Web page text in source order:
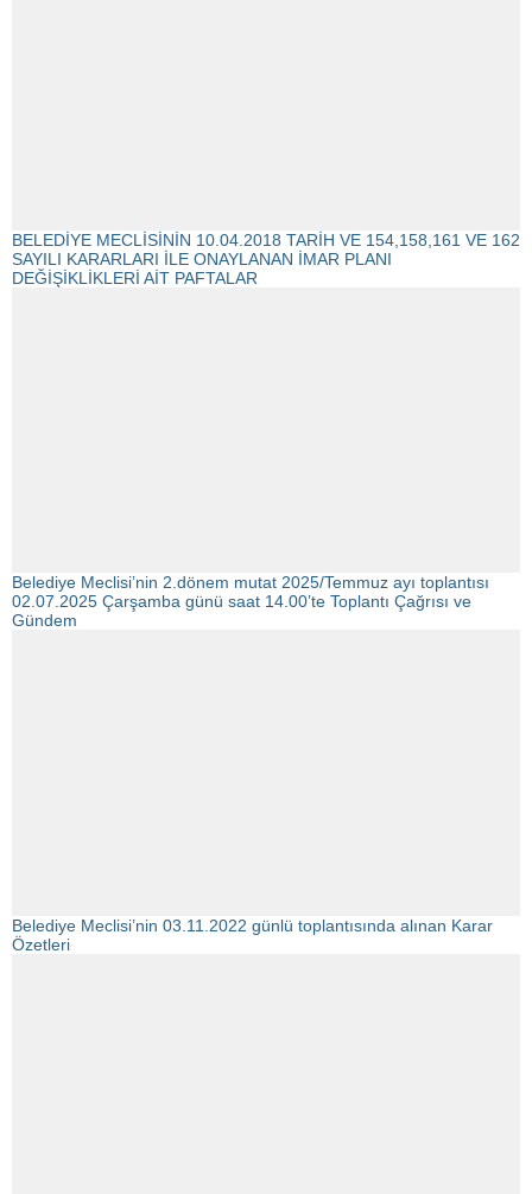
BELEDİYE MECLİSİNİN 10.04.2018 TARİH VE 154,158,161 VE 162
SAYILI KARARLARI İLE ONAYLANAN İMAR PLANI
DEĞİŞİKLİKLERİ AİT PAFTALAR
Belediye Meclisi’nin 2.dönem mutat 2025/Temmuz ayı toplantısı
02.07.2025 Çarşamba günü saat 14.00’te Toplantı Çağrısı ve
Gündem
Belediye Meclisi’nin 03.11.2022 günlü toplantısında alınan Karar
Özetleri